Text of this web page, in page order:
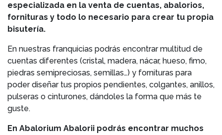
especializada en la venta de cuentas, abalorios,
fornituras y todo lo necesario para crear tu propia
bisutería.
En nuestras franquicias podrás encontrar multitud de
cuentas diferentes (cristal, madera, nácar, hueso, fimo,
piedras semipreciosas, semillas…) y fornituras para
poder diseñar tus propios pendientes, colgantes, anillos,
pulseras o cinturones, dándoles la forma que más te
guste.
En Abalorium Abalorii podrás encontrar muchos